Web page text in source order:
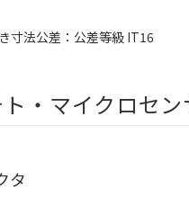
寸法公差：公差等級 IT16
ト・マイクロセ
タ